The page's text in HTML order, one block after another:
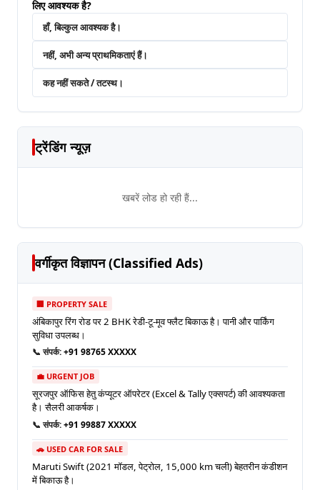
लिए आवश्यक है?
हाँ, बिल्कुल आवश्यक है।
नहीं, अभी अन्य प्राथमिकताएं हैं।
कह नहीं सकते / तटस्थ।
ट्रेंडिंग न्यूज़
खबरें लोड हो रही हैं...
वर्गीकृत विज्ञापन (Classified Ads)
🏢 PROPERTY SALE
अंबिकापुर रिंग रोड पर 2 BHK रेडी-टू-मूव फ्लैट बिकाऊ है। पानी और पार्किंग
सुविधा उपलब्ध।
📞 संपर्क:+91 98765 XXXXX
💼 URGENT JOB
सूरजपुर ऑफिस हेतु कंप्यूटर ऑपरेटर (Excel & Tally एक्सपर्ट) की आवश्यकता
है। सैलरी आकर्षक।
📞 संपर्क:+91 99887 XXXXX
🚗 USED CAR FOR SALE
Maruti Swift (2021 मॉडल, पेट्रोल, 15,000 km चली) बेहतरीन कंडीशन
में बिकाऊ है।